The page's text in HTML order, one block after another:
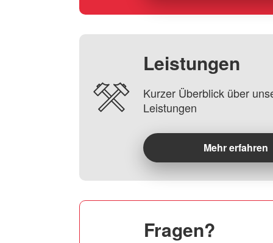
Leistungen
Kurzer Überblick über
Leistungen
Mehr erfahren
Fragen?